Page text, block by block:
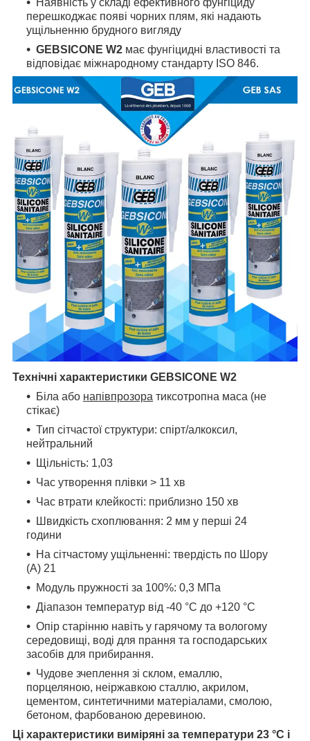
перешкоджає появі чорних плям, які надають
ущільненню брудного вигляду
GEBSICONE W2 має фунгіцидні властивості та
відповідає міжнародному стандарту ISO 846.
Технічні характеристики GEBSICONE W2
Біла або напівпрозора тиксотропна маса (не
стікає)
Тип сітчастої структури: спірт/алкоксил,
нейтральний
Щільність: 1,03
Час утворення плівки > 11 хв
Час втрати клейкості: приблизно 150 хв
Швидкість схоплювання: 2 мм у перші 24
години
На сітчастому ущільненні: твердість по Шору
(A) 21
Модуль пружності за 100%: 0,3 МПа
Діапазон температур від -40 °C до +120 °C
Опір старінню навіть у гарячому та вологому
середовищі, воді для прання та господарських
засобів для прибирання.
Чудове зчеплення зі склом, емаллю,
порцеляною, неіржавкою сталлю, акрилом,
цементом, синтетичними матеріалами, смолою,
бетоном, фарбованою деревиною.
Ці характеристики виміряні за температури 23 °C і